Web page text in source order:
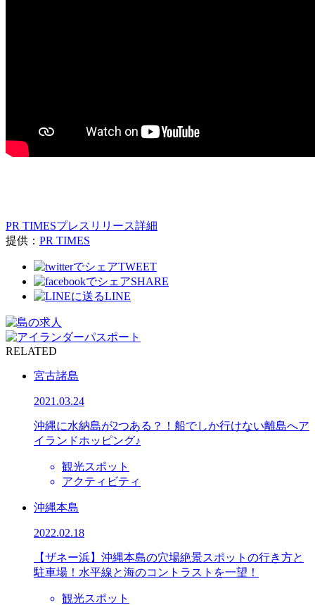
PR TIMESプレスリリース詳細
提供： PR TIMES
TWEET
SHARE
LINE
RELATED
宮古諸島
2021.03.24
沖縄に水納島が2つある？！船でしか行けない離島へア
イランドホッピング♪
観光スポット
アクティビティ
沖縄本島
2022.02.18
【ザネー浜】沖縄本島の穴場絶景スポットの行き方と
駐車場！水平線と海のコントラストを一望！
観光スポット